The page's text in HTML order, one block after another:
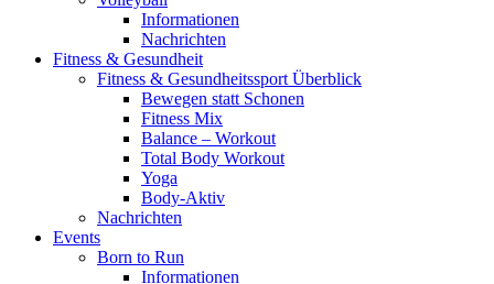
Informationen
Nachrichten
Fitness & Gesundheit
Fitness & Gesundheitssport Überblick
Bewegen statt Schonen
Fitness Mix
Balance – Workout
Total Body Workout
Yoga
Body-Aktiv
Nachrichten
Events
Born to Run
Informationen